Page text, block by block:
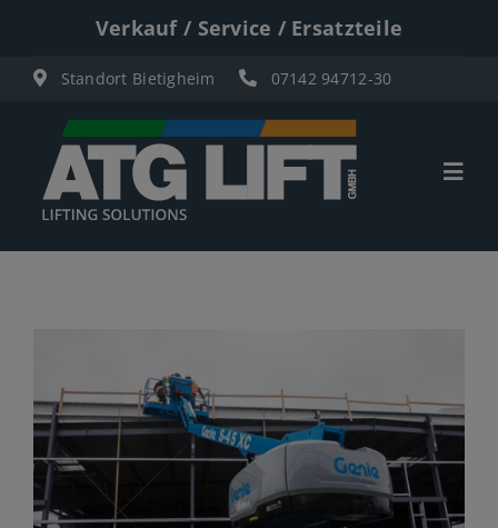
springen
Verkauf / Service / Ersatzteile
Standort Bietigheim 07142 94712-30
Personenlifte
Elektro Scherenbühnen